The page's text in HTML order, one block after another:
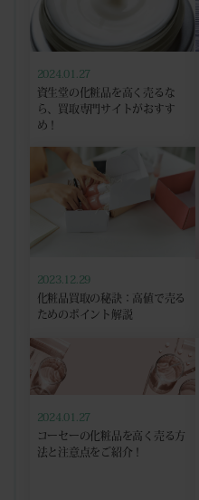
2024.01.27
資生堂の化粧品を高く売るな
ら、買取専門サイトがおすす
め！
2023.12.29
化粧品買取の秘訣：高値で売る
ためのポイント解説
2024.01.27
コーセーの化粧品を高く売る方
法と注意点をご紹介！